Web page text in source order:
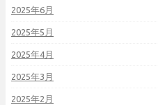
2025年6月
2025年5月
2025年4月
2025年3月
2025年2月